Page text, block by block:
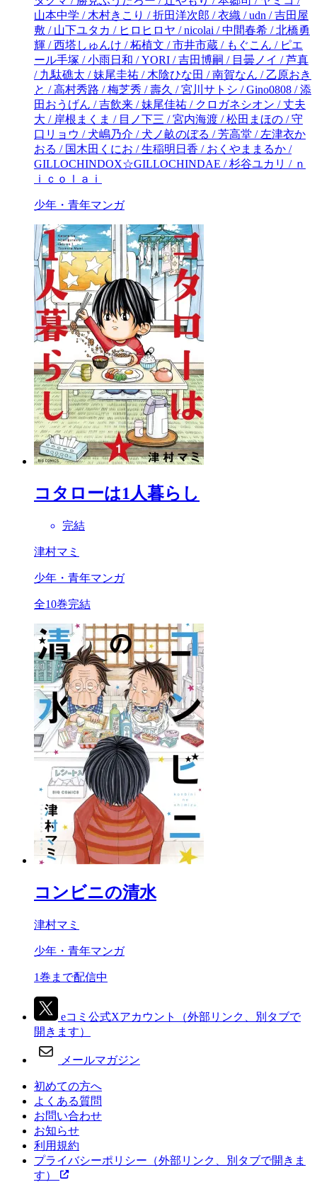
少年・青年マンガ
コタローは1人暮らし
完結
津村マミ
少年・青年マンガ
全10巻完結
コンビニの清水
津村マミ
少年・青年マンガ
1巻まで配信中
eコミ公式Xアカウント
（外部リンク、別タブで
開きます）
メールマガジン
初めての方へ
よくある質問
お問い合わせ
お知らせ
利用規約
プライバシーポリシー （外部リンク、別タブで開きま
す）